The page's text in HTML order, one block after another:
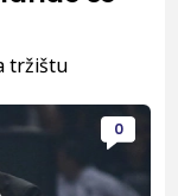
tržištu
0